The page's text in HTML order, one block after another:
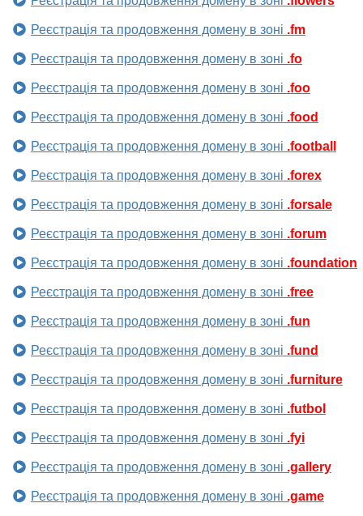
Реєстрація та продовження домену в зоні .fm
Реєстрація та продовження домену в зоні .fo
Реєстрація та продовження домену в зоні .foo
Реєстрація та продовження домену в зоні .food
Реєстрація та продовження домену в зоні .football
Реєстрація та продовження домену в зоні .forex
Реєстрація та продовження домену в зоні .forsale
Реєстрація та продовження домену в зоні .forum
Реєстрація та продовження домену в зоні .foundation
Реєстрація та продовження домену в зоні .free
Реєстрація та продовження домену в зоні .fun
Реєстрація та продовження домену в зоні .fund
Реєстрація та продовження домену в зоні .furniture
Реєстрація та продовження домену в зоні .futbol
Реєстрація та продовження домену в зоні .fyi
Реєстрація та продовження домену в зоні .gallery
Реєстрація та продовження домену в зоні .game